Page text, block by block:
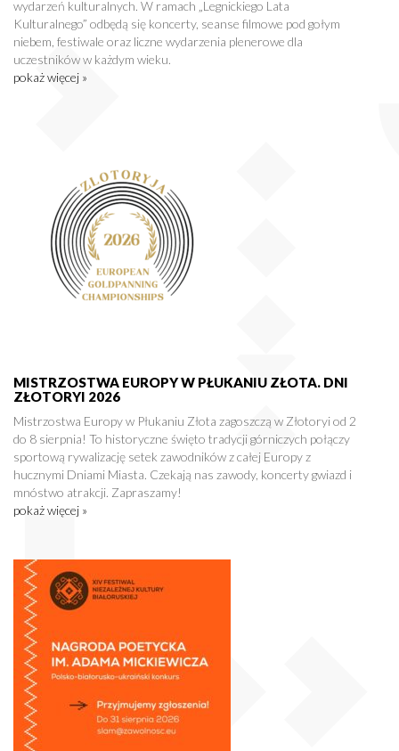
wydarzeń kulturalnych. W ramach „Legnickiego Lata
Kulturalnego” odbędą się koncerty, seanse filmowe pod gołym
niebem, festiwale oraz liczne wydarzenia plenerowe dla
uczestników w każdym wieku.
pokaż więcej »
MISTRZOSTWA EUROPY W PŁUKANIU ZŁOTA. DNI
ZŁOTORYI 2026
Mistrzostwa Europy w Płukaniu Złota zagoszczą w Złotoryi od 2
do 8 sierpnia! To historyczne święto tradycji górniczych połączy
sportową rywalizację setek zawodników z całej Europy z
hucznymi Dniami Miasta. Czekają nas zawody, koncerty gwiazd i
mnóstwo atrakcji. Zapraszamy!
pokaż więcej »